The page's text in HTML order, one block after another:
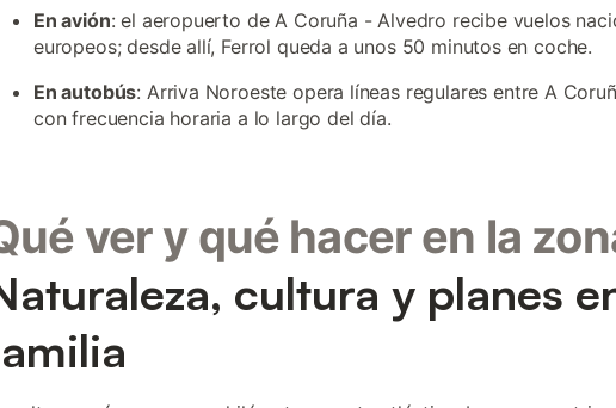
En avión: el aeropuerto de A Coruña - Alvedro recibe vuelos
europeos; desde allí, Ferrol queda a unos 50 minutos en coche.
En autobús: Arriva Noroeste opera líneas regulares entre A
con frecuencia horaria a lo largo del día.
ver y qué hacer en la
cultura y planes